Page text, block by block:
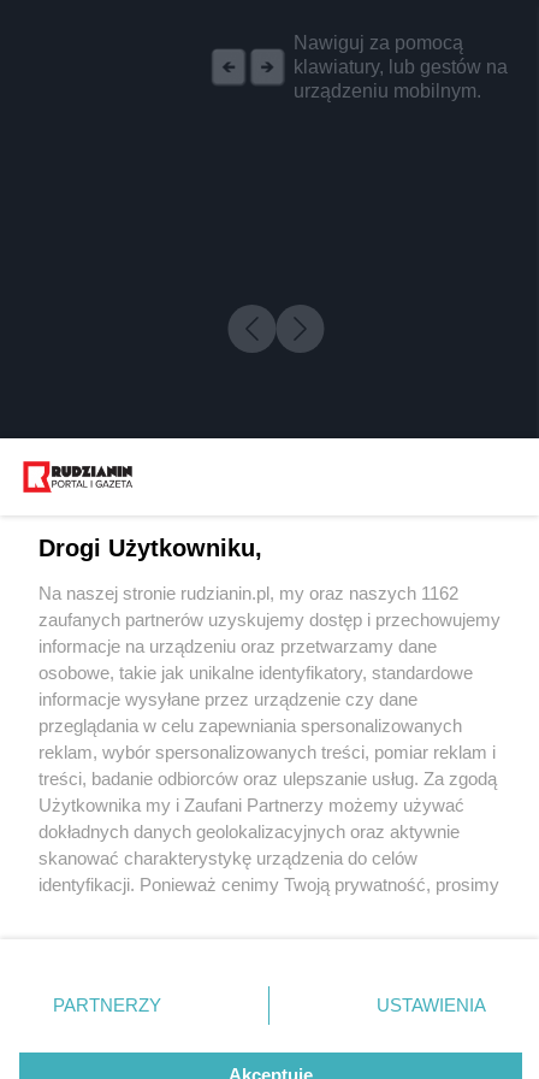
Nawiguj za pomocą
klawiatury, lub gestów na
urządzeniu mobilnym.
1 / 0
Wydawca mediów
Nie zapomnij
zapoznać się z:
polityką prywatności regulamin korzystania z portali
Twojemiasto
Piekary Śląskie
Chorzów
Tarnowskie Góry
Gliwice
Skontakuj sięz nami
Kontakt
Wydawca
Redakcja
Drogi Użytkowniku,
Na naszej stronie rudzianin.pl, my oraz naszych 1162
zaufanych partnerów uzyskujemy dostęp i przechowujemy
informacje na urządzeniu oraz przetwarzamy dane
osobowe, takie jak unikalne identyfikatory, standardowe
informacje wysyłane przez urządzenie czy dane
przeglądania w celu zapewniania spersonalizowanych
reklam, wybór spersonalizowanych treści, pomiar reklam i
treści, badanie odbiorców oraz ulepszanie usług. Za zgodą
Użytkownika my i Zaufani Partnerzy możemy używać
dokładnych danych geolokalizacyjnych oraz aktywnie
skanować charakterystykę urządzenia do celów
identyfikacji. Ponieważ cenimy Twoją prywatność, prosimy
prywatności znajdujący się w lewym dolnym rogu strony
. Niektóre rodzaje przetwarzania danych nie wymagają
zgody użytkownika, ale masz prawo sprzeciwić się
takiemu przetwarzaniu. Preferencje będą miały
PARTNERZY USTAWIENIA
Akceptuję